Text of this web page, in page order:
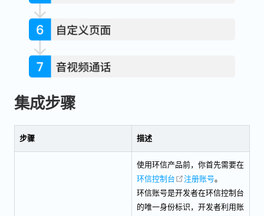
集成步骤
步骤 描述
使用环信产品前，你首先需要在
环信控制台
open in new window
注册账号。
环信账号是开发者在环信控制台
的唯一身份标识，开发者利用账